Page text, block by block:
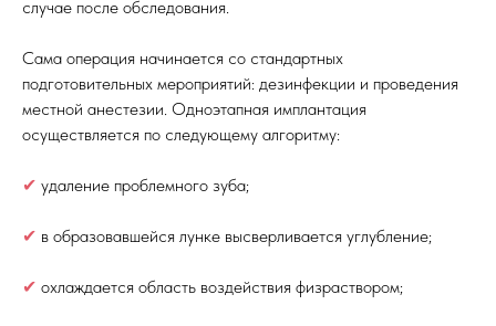
случае после обследования.
Сама операция начинается со стандартных
подготовительных мероприятий: дезинфекции и проведения
местной анестезии. Одноэтапная имплантация
осуществляется по следующему алгоритму:
✔ удаление проблемного зуба;
✔ в образовавшейся лунке высверливается углубление;
✔ охлаждается область воздействия физраствором;